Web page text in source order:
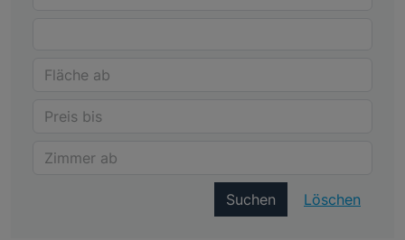
Suchen Löschen